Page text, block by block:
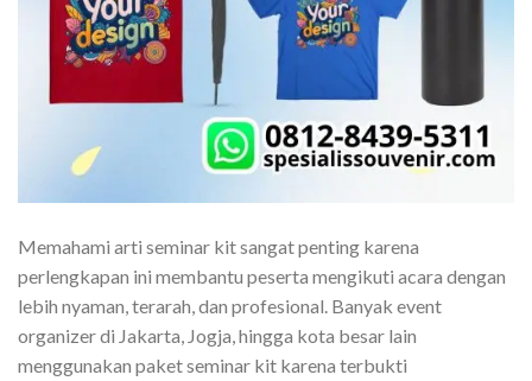
Memahami arti seminar kit sangat penting karena
perlengkapan ini membantu peserta mengikuti acara dengan
lebih nyaman, terarah, dan profesional. Banyak event
organizer di Jakarta, Jogja, hingga kota besar lain
menggunakan paket seminar kit karena terbukti